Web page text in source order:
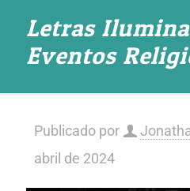
Letras
Eventos
Publicado por
abril de 2024